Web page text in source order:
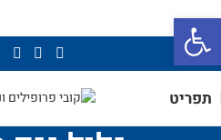
פתח סרגל נגישות
תפריט